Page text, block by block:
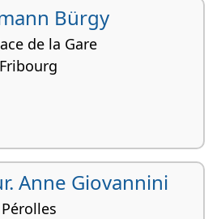
Bürgy
de la Gare
Anne Giovannini